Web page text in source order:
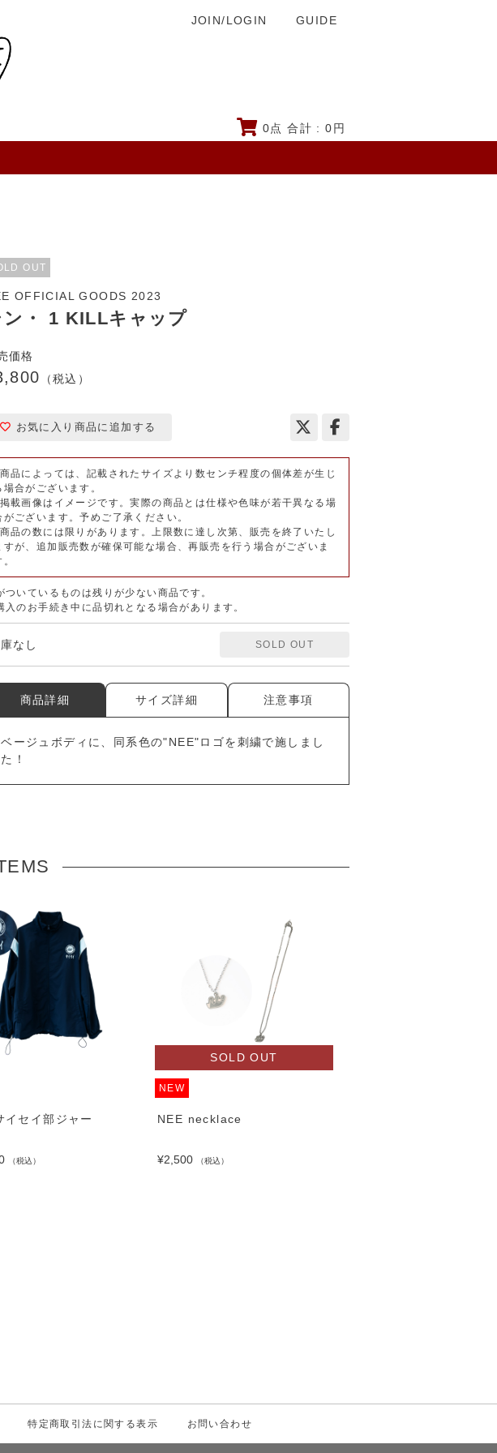
JOIN/LOGIN GUIDE
0点 合計 :0円
OUT
OFFICIAL GOODS 2023
ン・ 1 KILLキャップ
価格
（税込）
お気に入り商品に追加する
品によっては、記載されたサイズより数センチ程度の個体差が生じ
場合がございます。
載画像はイメージです。実際の商品とは仕様や色味が若干異なる場
がございます。予めご了承ください。
品の数には限りがあります。上限数に達し次第、販売を終了いたし
すが、追加販売数が確保可能な場合、再販売を行う場合がございま
ついているものは残りが少ない商品です。
入のお手続き中に品切れとなる場合があります。
なし SOLD OUT
商品詳細 サイズ詳細 注意事項
ベージュボディに、同系色の"NEE"ロゴを刺繍で施しまし
た！
イセイ部ジャー
（税込）
SOLD OUT
NEW
NEE necklace
¥2,500 （税込）
特定商取引法に関する表示 お問い合わせ